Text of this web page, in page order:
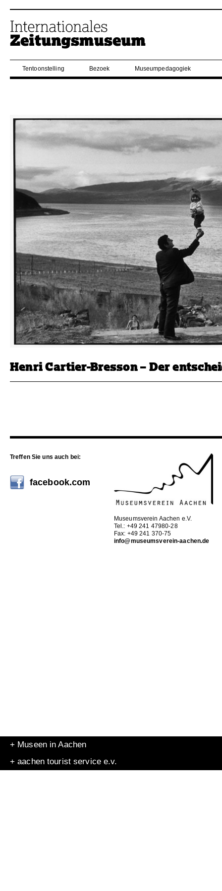
Tentoonstelling Bezoek Museumpedagogiek
Henri Cartier-Bresson – Der
Treffen Sie uns auch bei:
facebook.com
Museumsverein Aachen e.V.
Tel.: +49 241 47980-28
Fax: +49 241 370-75
info@museumsverein-aachen.de
+ Museen in Aachen
+ aachen tourist service e.v.